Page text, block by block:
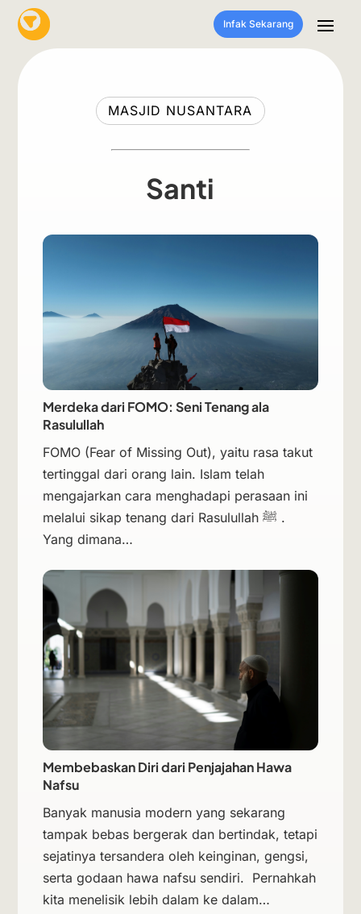
Infak Sekarang
MASJID NUSANTARA
Santi
Merdeka dari FOMO: Seni Tenang ala
Rasulullah
FOMO (Fear of Missing Out), yaitu rasa takut
tertinggal dari orang lain. Islam telah
mengajarkan cara menghadapi perasaan ini
melalui sikap tenang dari Rasulullah ﷺ .
Yang dimana…
Membebaskan Diri dari Penjajahan Hawa
Nafsu
Banyak manusia modern yang sekarang
tampak bebas bergerak dan bertindak, tetapi
sejatinya tersandera oleh keinginan, gengsi,
serta godaan hawa nafsu sendiri. Pernahkah
kita menelisik lebih dalam ke dalam…